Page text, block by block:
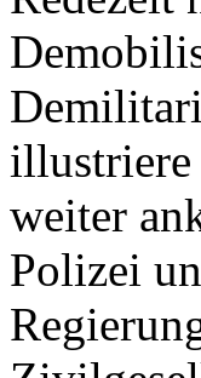
illustriere
weiter
Polizei